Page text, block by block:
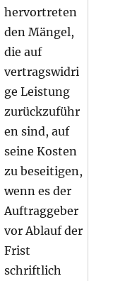
hervortreten
den Mängel,
die auf
vertragswidri
ge Leistung
zurückzuführ
en sind, auf
seine Kosten
zu beseitigen,
wenn es der
Auftraggeber
vor Ablauf der
Frist
schriftlich